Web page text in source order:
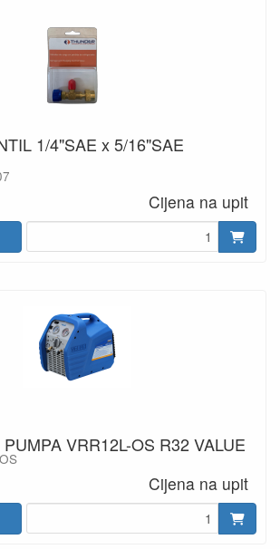
1/4"SAE x 5/16"SAE
Cijena na upit
VRR12L-OS R32 VALUE
Cijena na upit